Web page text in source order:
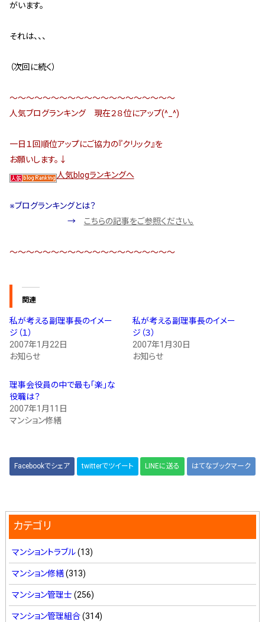
がいます。
それは、、、
（次回に続く）
～～～～～～～～～～～～～～～～～～～～
人気ブログランキング 現在２８位にアップ(^_^)
一日１回順位アップにご協力の『クリック』を
お願いします。↓
人気blogランキングへ
※ブログランキングとは？
→
こちらの記事をご参照ください。
～～～～～～～～～～～～～～～～～～～～
関連
私が考える副理事長のイメー
ジ（１）
2007年1月22日
お知らせ
私が考える副理事長のイメー
ジ（３）
2007年1月30日
お知らせ
理事会役員の中で最も「楽」な
役職は？
2007年1月11日
マンション修繕
Facebookでシェア twitterでツイート LINEに送る はてなブックマーク
カテゴリ
マンショントラブル(13)
マンション修繕(313)
マンション管理士 (256)
マンション管理組合(314)